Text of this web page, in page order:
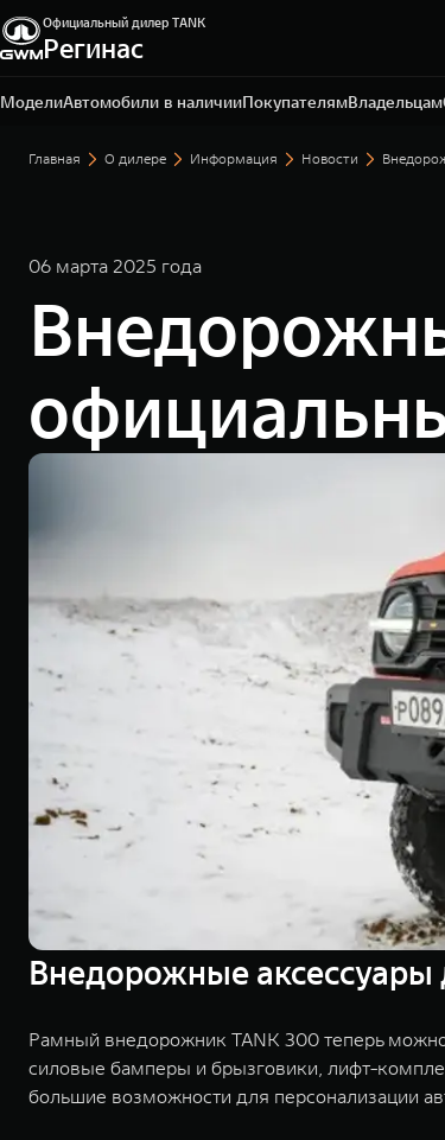
Официальный дилер TANK
Регинас
МоделиАвтомобили в наличииПокупателямВладельцам
Магнитогорск, ул. Зеленый Лог, д. 55
+7 (3519) 49-04-48
Главная О дилере Информация Новости
06 марта 2025 года
Внедорожные
Рамный внедорожник TANK 300 теперь
силовые бамперы и брызговики, лифт-
большие возможности для персонализации